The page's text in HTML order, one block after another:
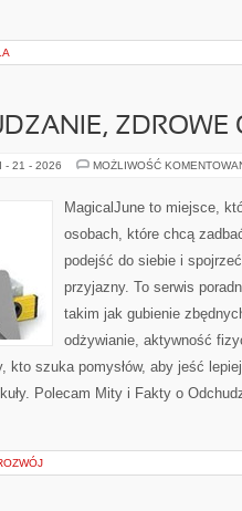
ZDROWE
- 21 - 2026 MOŻLIWOŚĆ
MagicalJune to miejsce,
osobach, które chcą
podejść do siebie i
przyjazny. To serwis
takim jak gubienie
odżywianie, aktywność
kto szuka pomysłów, aby jeść
Polecam Mity i Fakty o